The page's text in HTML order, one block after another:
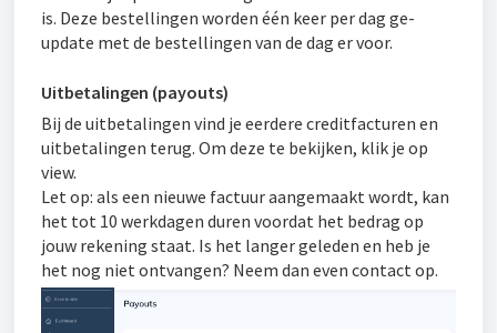
is. Deze bestellingen worden één keer per dag ge-
update met de bestellingen van de dag er voor.
Uitbetalingen (payouts)
Bij de uitbetalingen vind je eerdere creditfacturen en
uitbetalingen terug. Om deze te bekijken, klik je op
view.
Let op: als een nieuwe factuur aangemaakt wordt, kan
het tot 10 werkdagen duren voordat het bedrag op
jouw rekening staat. Is het langer geleden en heb je
het nog niet ontvangen? Neem dan even contact op.